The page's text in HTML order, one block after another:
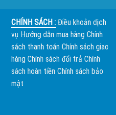
CHÍNH SÁCH : Điều khoản dịch
vụ Hướng dẫn mua hàng Chính
sách thanh toán Chính sách giao
hàng Chính sách đổi trả Chính
sách hoàn tiền Chính sách bảo
mật